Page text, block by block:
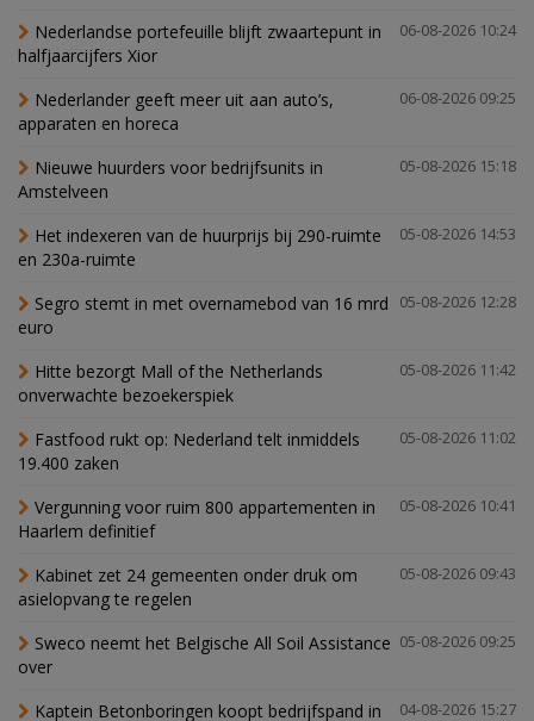
06-08-2026 10:24
Nederlandse portefeuille blijft zwaartepunt in
halfjaarcijfers Xior
06-08-2026 09:25
Nederlander geeft meer uit aan auto’s,
apparaten en horeca
05-08-2026 15:18
Nieuwe huurders voor bedrijfsunits in
Amstelveen
05-08-2026 14:53
Het indexeren van de huurprijs bij 290-ruimte
en 230a-ruimte
05-08-2026 12:28
Segro stemt in met overnamebod van 16 mrd
euro
05-08-2026 11:42
Hitte bezorgt Mall of the Netherlands
onverwachte bezoekerspiek
05-08-2026 11:02
Fastfood rukt op: Nederland telt inmiddels
19.400 zaken
05-08-2026 10:41
Vergunning voor ruim 800 appartementen in
Haarlem definitief
05-08-2026 09:43
Kabinet zet 24 gemeenten onder druk om
asielopvang te regelen
05-08-2026 09:25
Sweco neemt het Belgische All Soil Assistance
over
04-08-2026 15:27
Kaptein Betonboringen koopt bedrijfspand in